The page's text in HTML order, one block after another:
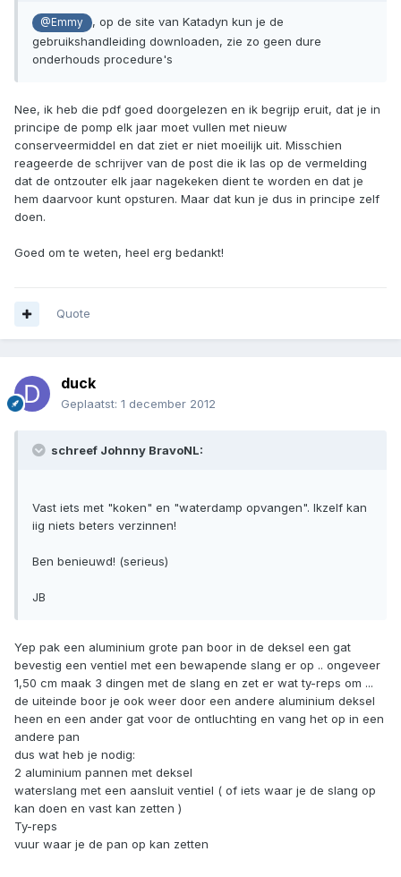
@Emmy
, op de site van Katadyn kun je de
gebruikshandleiding downloaden, zie zo geen dure
onderhouds procedure's
Nee, ik heb die pdf goed doorgelezen en ik begrijp eruit, dat je in
principe de pomp elk jaar moet vullen met nieuw
conserveermiddel en dat ziet er niet moeilijk uit. Misschien
reageerde de schrijver van de post die ik las op de vermelding
dat de ontzouter elk jaar nagekeken dient te worden en dat je
hem daarvoor kunt opsturen. Maar dat kun je dus in principe zelf
doen.
Goed om te weten, heel erg bedankt!
Quote
duck
Geplaatst: 1 december 2012
schreef Johnny BravoNL:
Vast iets met "koken" en "waterdamp opvangen". Ikzelf kan
iig niets beters verzinnen!
Ben benieuwd! (serieus)
JB
Yep pak een aluminium grote pan boor in de deksel een gat
bevestig een ventiel met een bewapende slang er op .. ongeveer
1,50 cm maak 3 dingen met de slang en zet er wat ty-reps om ...
de uiteinde boor je ook weer door een andere aluminium deksel
heen en een ander gat voor de ontluchting en vang het op in een
andere pan
dus wat heb je nodig:
2 aluminium pannen met deksel
waterslang met een aansluit ventiel ( of iets waar je de slang op
kan doen en vast kan zetten )
Ty-reps
vuur waar je de pan op kan zetten